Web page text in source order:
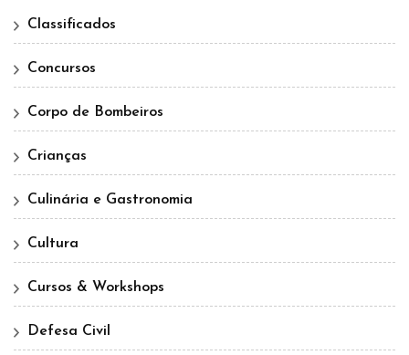
Classificados
Concursos
Corpo de Bombeiros
Crianças
Culinária e Gastronomia
Cultura
Cursos & Workshops
Defesa Civil